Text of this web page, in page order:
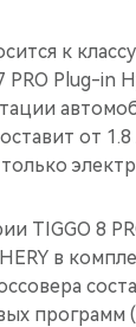
к
PRO Plug-in
от
TIGGO 8
в